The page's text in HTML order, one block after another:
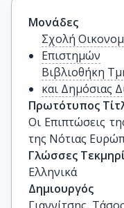
Μονάδες
Σχολή
Επιστημών
Βιβλιοθήκη
και Δημόσιας
Πρωτότυπος
Οι Επιπτώσεις
της Νότιας
Γλώσσες
Ελληνικά
Δημιουργός